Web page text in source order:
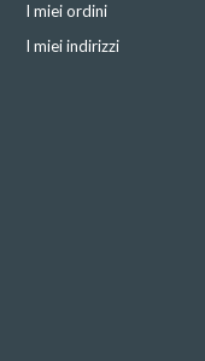
I miei ordini
I miei indirizzi